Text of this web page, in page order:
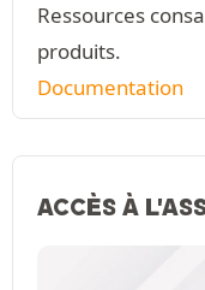
Ressources
produits.
Documentation
ACCÈS À